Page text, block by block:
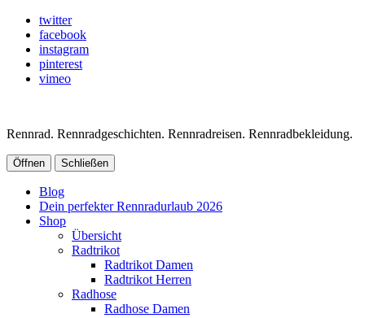
twitter
facebook
instagram
pinterest
vimeo
Rennrad. Rennradgeschichten. Rennradreisen. Rennradbekleidung.
Öffnen Schließen
Blog
Dein perfekter Rennradurlaub 2026
Shop
Übersicht
Radtrikot
Radtrikot Damen
Radtrikot Herren
Radhose
Radhose Damen